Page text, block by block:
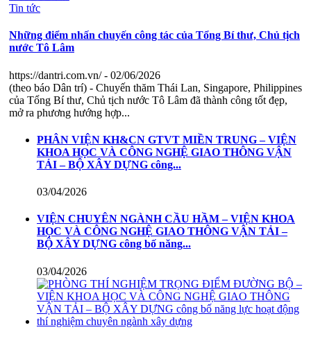
Tin tức
Những điểm nhấn chuyến công tác của Tổng Bí thư, Chủ tịch
nước Tô Lâm
https://dantri.com.vn/- 02/06/2026
(theo báo Dân trí) - Chuyến thăm Thái Lan, Singapore, Philippines
của Tổng Bí thư, Chủ tịch nước Tô Lâm đã thành công tốt đẹp,
mở ra phương hướng hợp...
PHÂN VIỆN KH&CN GTVT MIỀN TRUNG – VIỆN
KHOA HỌC VÀ CÔNG NGHỆ GIAO THÔNG VẬN
TẢI – BỘ XÂY DỰNG công...
03/04/2026
VIỆN CHUYÊN NGÀNH CẦU HẦM – VIỆN KHOA
HỌC VÀ CÔNG NGHỆ GIAO THÔNG VẬN TẢI –
BỘ XÂY DỰNG công bố năng...
03/04/2026